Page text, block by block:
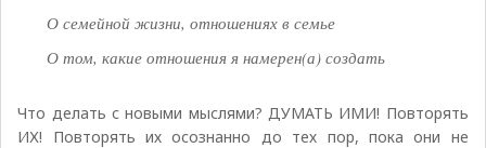
О семейной жизни, отношениях в семье
О том, какие отношения я намерен(а) создать
Что делать с новыми мыслями? ДУМАТЬ ИМИ! Повторять
ИХ! Повторять их осознанно до тех пор, пока они не